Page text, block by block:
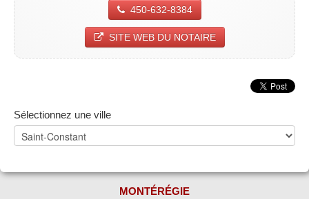
450-632-8384
SITE WEB DU NOTAIRE
Sélectionnez une ville
MONTÉRÉGIE